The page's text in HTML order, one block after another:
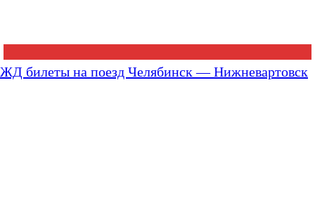
ЖД билеты на поезд Челябинск — Нижневартовск